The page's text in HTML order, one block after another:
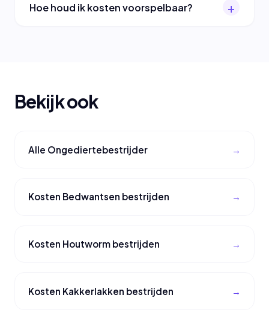
Hoe houd ik kosten voorspelbaar?
Bekijk ook
Alle Ongediertebestrijder
Kosten Bedwantsen bestrijden
Kosten Houtworm bestrijden
Kosten Kakkerlakken bestrijden